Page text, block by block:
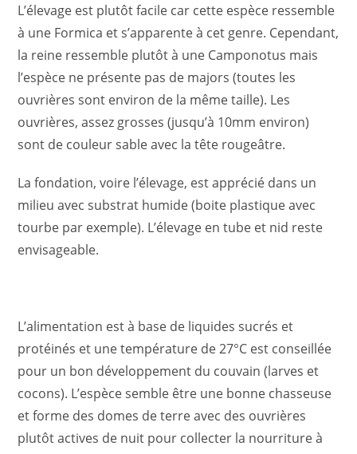
L’élevage est plutôt facile car cette espèce ressemble
à une Formica et s’apparente à cet genre. Cependant,
la reine ressemble plutôt à une Camponotus mais
l’espèce ne présente pas de majors (toutes les
ouvrières sont environ de la même taille). Les
ouvrières, assez grosses (jusqu’à 10mm environ)
sont de couleur sable avec la tête rougeâtre.
La fondation, voire l’élevage, est apprécié dans un
milieu avec substrat humide (boite plastique avec
tourbe par exemple). L’élevage en tube et nid reste
envisageable.
L’alimentation est à base de liquides sucrés et
protéinés et une température de 27°C est conseillée
pour un bon développement du couvain (larves et
cocons). L’espèce semble être une bonne chasseuse
et forme des domes de terre avec des ouvrières
plutôt actives de nuit pour collecter la nourriture à